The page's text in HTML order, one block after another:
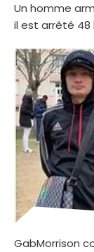
Un homme
il est arrêté 48
GabMorrison